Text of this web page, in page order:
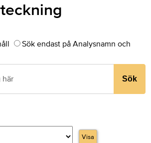
Sök endast på Analysnamn och
Sök
Visa